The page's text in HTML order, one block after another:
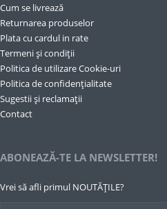
Cum se livrează
Returnarea produselor
Plata cu cardul in rate
Termeni și condiții
Politica de utilizare Cookie-uri
Politica de confidențialitate
Sugestii și reclamații
Contact
ABONEAZĂ-TE LA NEWSLETTER!
Vrei să afli primul NOUTĂȚILE?